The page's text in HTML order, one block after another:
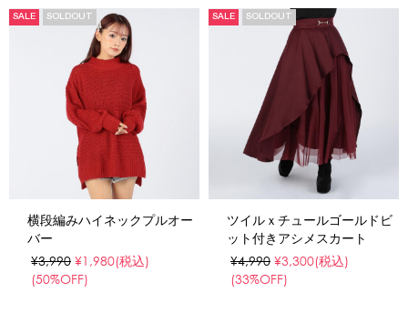
SALE SOLDOUT
横段編みハイネックプルオー
バー
¥3,990 ¥1,980(税込)
(50%OFF)
SALE SOLDOUT
ツイルｘチュールゴールドビ
ット付きアシメスカート
¥4,990 ¥3,300(税込)
(33%OFF)